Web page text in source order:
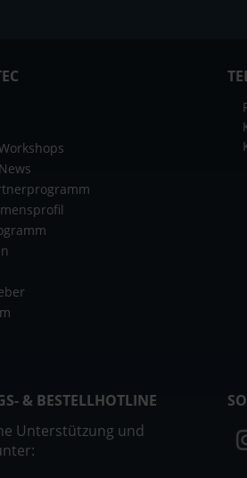
& BESTELLHOTLINE
Unterstützung und